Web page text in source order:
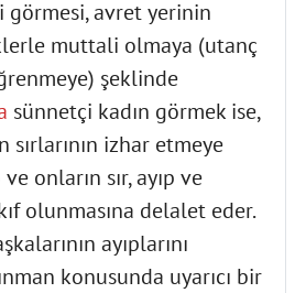
görmesi, avret yerinin
muttali olmaya (utanç
şeklinde
sünnetçi kadın görmek ise,
sırlarının izhar etmeye
onların sır, ayıp ve
olunmasına delalet eder.
ayıplarını
konusunda uyarıcı bir